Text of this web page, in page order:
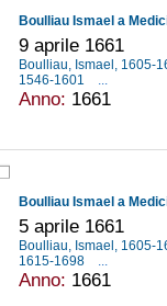
Boulliau Ismael a
9 aprile 1661
Boulliau, Ismael, 1605-
1546-1601
...
Anno: 1661
Boulliau Ismael a
5 aprile 1661
Boulliau, Ismael, 1605-
1615-1698
...
Anno: 1661